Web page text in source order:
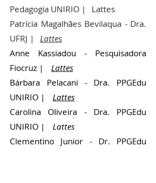
Pedagogia UNIRIO | Lattes
Patrícia Magalhães Bevilaqua - Dra.
UFRJ | Lattes
Anne Kassiadou - Pesquisadora
Fiocruz |
Lattes
Bárbara Pelacani - Dra. PPGEdu
UNIRIO |
Lattes
Carolina Oliveira - Dra. PPGEdu
UNIRIO |
Lattes
Clementino Junior - Dr. PPGEdu